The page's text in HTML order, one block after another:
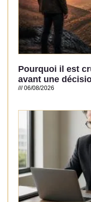
Pourquoi il est
avant une
06/08/2026